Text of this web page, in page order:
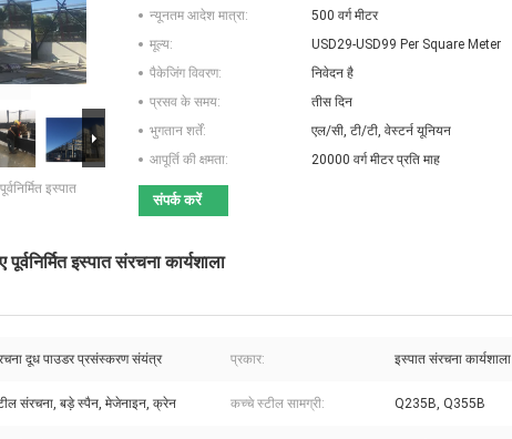
इस्पात
न्यूनतम आदेश मात्रा:
500 वर्ग मीटर
मूल्य:
USD29-USD99 Per Square Meter
पैकेजिंग विवरण:
निवेदन है
प्रसव के समय:
तीस दिन
भुगतान शर्तें:
एल/सी, टी/टी, वेस्टर्न यूनियन
आपूर्ति की क्षमता:
20000 वर्ग मीटर प्रति माह
संपर्क करें
इस्पात संरचना कार्यशाला
दूध पाउडर प्रसंस्करण संयंत्र प्रकार: इस्पात संरचना कार्यशाला
संरचना, बड़े स्पैन, मेजेनाइन, क्रेन कच्चे स्टील सामग्री: Q235B, Q355B